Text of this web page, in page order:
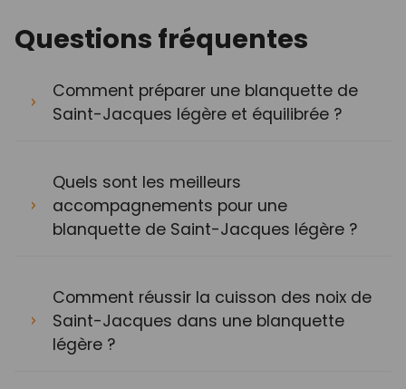
Questions fréquentes
Comment préparer une blanquette de
Saint-Jacques légère et équilibrée ?
Quels sont les meilleurs
accompagnements pour une
blanquette de Saint-Jacques légère ?
Comment réussir la cuisson des noix de
Saint-Jacques dans une blanquette
légère ?